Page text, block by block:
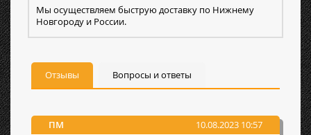
Мы осуществляем быструю доставку по Нижнему
Новгороду и России.
Отзывы Вопросы и ответы
ПМ 10.08.2023 10:57